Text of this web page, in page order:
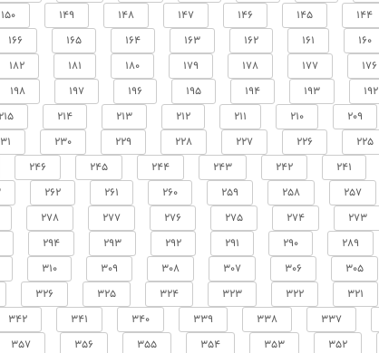
144
145
146
147
148
149
150
160
161
162
163
164
165
166
176
177
178
179
180
181
182
192
193
194
195
196
197
198
209
210
211
212
213
214
215
225
226
227
228
229
230
241
242
243
244
245
246
257
258
259
260
261
262
273
274
275
276
277
278
289
290
291
292
293
294
305
306
307
308
309
310
321
322
323
324
325
326
337
338
339
340
341
342
352
353
354
355
356
357